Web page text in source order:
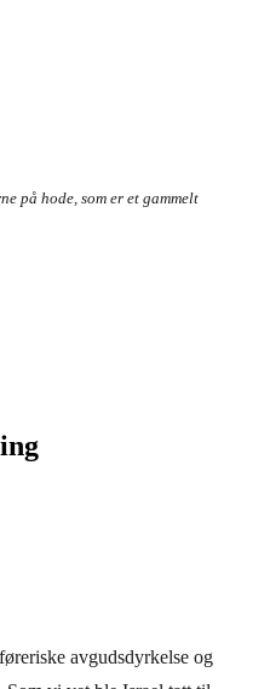
på hode, som er et gammelt
avgudsdyrkelse og